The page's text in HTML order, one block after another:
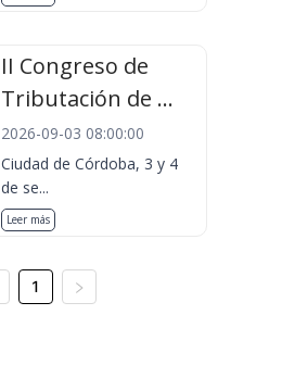
II Congreso de
Tributación de ...
2026-09-03 08:00:00
Ciudad de Córdoba, 3 y 4
de se...
Leer más
1